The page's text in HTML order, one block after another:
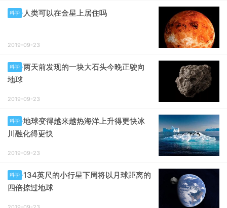
科学 人类可以在金星上居住吗
2019-09-23
科学 两天前发现的一块大石头今晚正驶向
地球
2019-09-23
科学 地球变得越来越热海洋上升得更快冰
川融化得更快
2019-09-23
科学 134英尺的小行星下周将以月球距离的
四倍掠过地球